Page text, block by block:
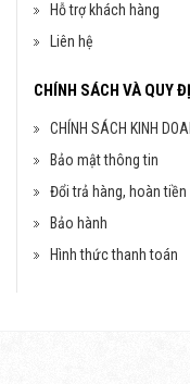
Hỗ trợ khách hàng
Liên hệ
CHÍNH SÁCH VÀ QUY
CHÍNH SÁCH KINH
Bảo mật thông tin
Đổi trả hàng, hoàn tiền
Bảo hành
Hình thức thanh toán